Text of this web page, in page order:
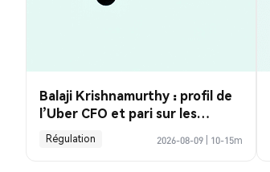
Balaji Krishnamurthy : profil de
l’Uber CFO et pari sur les
robotaxis
Régulation 2026-08-09 10-15m